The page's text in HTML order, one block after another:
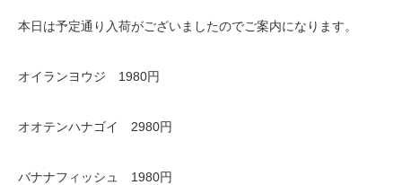
本日は予定通り入荷がございましたのでご案内になります。
オイランヨウジ 1980円
オオテンハナゴイ 2980円
バナナフィッシュ 1980円